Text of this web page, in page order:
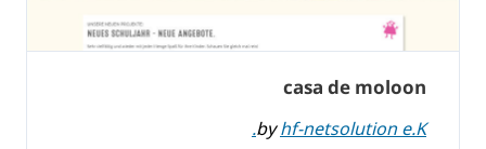
casa de moloon
byhf-netsolution e.K.